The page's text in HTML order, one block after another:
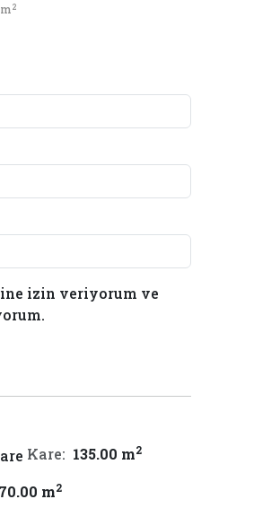
2
izin veriyorum ve
Kare: 135.00 m2
m2